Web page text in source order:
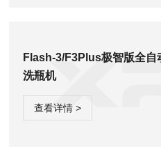
Flash-3/F3Plus极智版全自
洗瓶机
查看详情 >